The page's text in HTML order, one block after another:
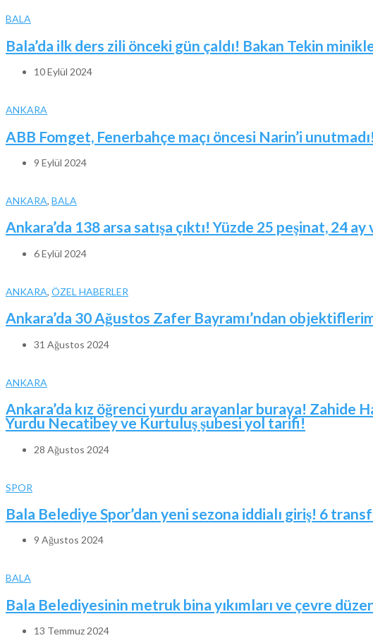
BALA
Bala’da ilk ders zili önceki gün çaldı! Bakan Tekin
10 Eylül 2024
ANKARA
ABB Fomget, Fenerbahçe maçı öncesi Narin’i unutmadı!
9 Eylül 2024
ANKARA, BALA
Ankara’da 138 arsa satışa çıktı! Yüzde 25 peşinat, 24
6 Eylül 2024
ANKARA, ÖZEL HABERLER
Ankara’da 30 Ağustos Zafer Bayramı’ndan
31 Ağustos 2024
ANKARA
Ankara’da kız öğrenci yurdu arayanlar buraya! Zahide
Yurdu Necatibey ve Kurtuluş şubesi yol tarifi!
28 Ağustos 2024
SPOR
Bala Belediye Spor’dan yeni sezona iddialı giriş! 6
9 Ağustos 2024
BALA
Bala Belediyesinin metruk bina yıkımları ve çevre
13 Temmuz 2024